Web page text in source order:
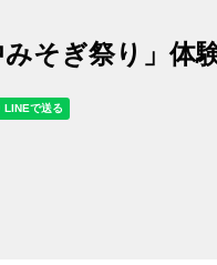
そぎ祭り」体